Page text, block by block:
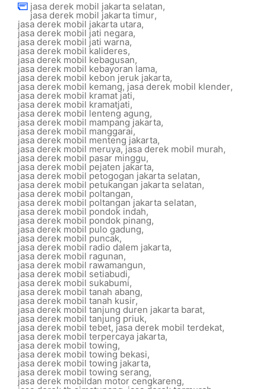
jasa derek mobil jakarta selatan,
jasa derek mobil jakarta timur,
jasa derek mobil jakarta utara,
jasa derek mobil jati negara,
jasa derek mobil jati warna,
jasa derek mobil kalideres,
jasa derek mobil kebagusan,
jasa derek mobil kebayoran lama,
jasa derek mobil kebon jeruk jakarta,
jasa derek mobil kemang, jasa derek mobil klender,
jasa derek mobil kramat jati,
jasa derek mobil kramatjati,
jasa derek mobil lenteng agung,
jasa derek mobil mampang jakarta,
jasa derek mobil manggarai,
jasa derek mobil menteng jakarta,
jasa derek mobil meruya,jasa derek mobil murah,
jasa derek mobil pasar minggu,
jasa derek mobil pejaten jakarta,
jasa derek mobil petogogan jakarta selatan,
jasa derek mobil petukangan jakarta selatan,
jasa derek mobil poltangan,
jasa derek mobil poltangan jakarta selatan,
jasa derek mobil pondok indah,
jasa derek mobil pondok pinang,
jasa derek mobil pulo gadung,
jasa derek mobil puncak,
jasa derek mobil radio dalem jakarta,
jasa derek mobil ragunan,
jasa derek mobil rawamangun,
jasa derek mobil setiabudi,
jasa derek mobil sukabumi,
jasa derek mobil tanah abang,
jasa derek mobil tanah kusir,
jasa derek mobil tanjung duren jakarta barat,
jasa derek mobil tanjung priuk,
jasa derek mobil tebet, jasa derek mobil terdekat,
jasa derek mobil terpercaya jakarta,
jasa derek mobil towing,
jasa derek mobil towing bekasi,
jasa derek mobil towing jakarta,
jasa derek mobil towing serang,
jasa derek mobildan motor cengkareng,